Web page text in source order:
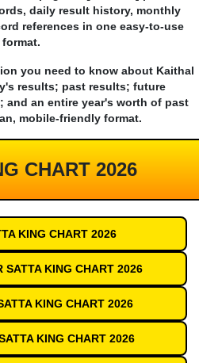
daily result history, monthly
references in one easy-to-use
format.
you need to know about Kaithal
results; past results; future
and an entire year's worth of past
mobile-friendly format.
CHART 2026
KING CHART 2026
SATTA KING CHART 2026
KING CHART 2026
KING CHART 2026